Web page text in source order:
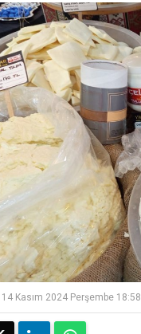
14 Kasım 2024 Perşembe 18:58